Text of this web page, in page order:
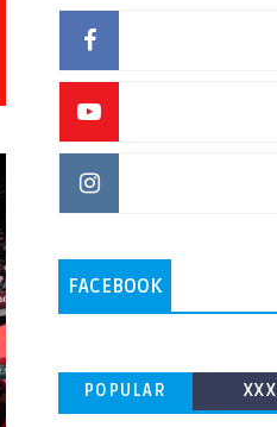
FACEBOOK
POPULAR XXX